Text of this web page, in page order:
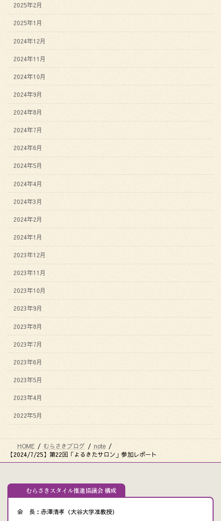
2025年2月
2025年1月
2024年12月
2024年11月
2024年10月
2024年9月
2024年8月
2024年7月
2024年6月
2024年5月
2024年4月
2024年3月
2024年2月
2024年1月
2023年12月
2023年11月
2023年10月
2023年9月
2023年8月
2023年7月
2023年6月
2023年5月
2023年4月
2022年5月
HOME むらさきブログ
note
【2024/7/25】第22回「よるきたサロン」参加レポート
むらさきスタイル推進協議会 構成
会 長：赤澤清孝（大谷大学准教授）